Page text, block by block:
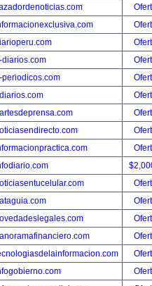
diarios.com
periodicos.com